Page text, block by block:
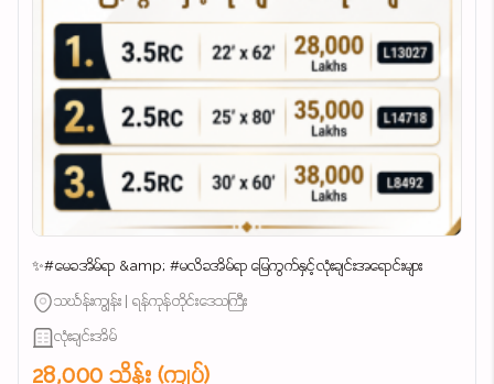
✨#မေခအိမ်ရာ &amp; #မလိခအိမ်ရာ မြေကွက်နှင့်လုံးချင်းအရောင်းများ
သင်္ဃန်းကျွန်း | ရန်ကုန်တိုင်းဒေသကြီး
လုံးချင်းအိမ်
28,000 သိန်း (ကျပ်)